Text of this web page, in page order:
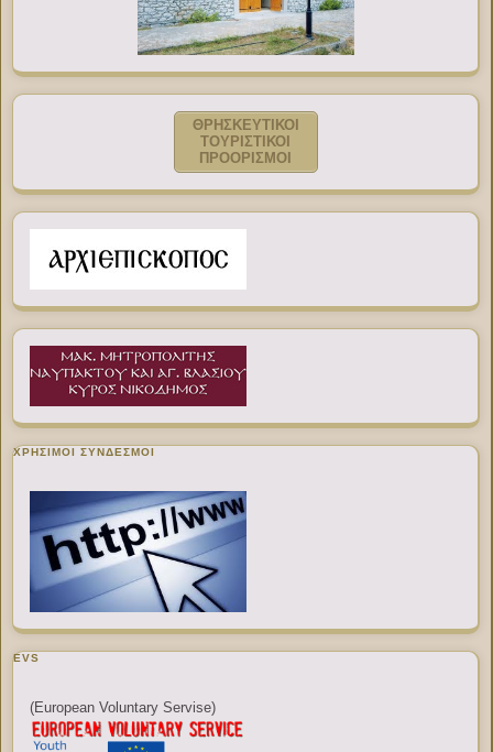
ΘΡΗΣΚΕΥΤΙΚΟΙ
ΤΟΥΡΙΣΤΙΚΟΙ
ΠΡΟΟΡΙΣΜΟΙ
ΧΡΉΣΙΜΟΙ ΣΎΝΔΕΣΜΟΙ
EVS
(European Voluntary Servise)